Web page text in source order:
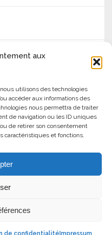
aux
utilisons des technologies
accéder aux informations des
nous permettra de traiter
de navigation ou les ID uniques
de retirer son consentement
caractéristiques et fonctions.
de confidentialité Impressum
Poitiers